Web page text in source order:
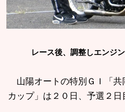
レース後、調整しエンジ
山陽オートの特別ＧＩ「共
カップ」は２０日、予選２日